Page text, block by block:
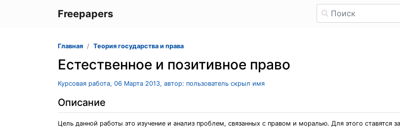
Freepapers
Главная Теория государства и права
Естественное и позитивное право
Курсовая работа, 06 Марта 2013, автор: пользователь скрыл имя
Описание
Цель данной работы это изучение и анализ проблем, связанных с правом и моралью. Для этого ставятся